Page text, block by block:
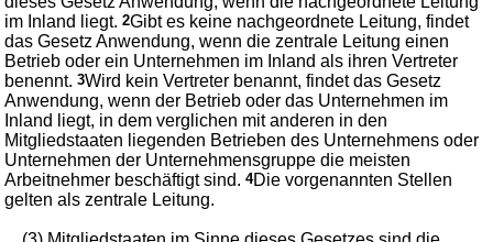
im Inland liegt.2Gibt es keine nachgeordnete Leitung, findet
das Gesetz Anwendung, wenn die zentrale Leitung einen
Betrieb oder ein Unternehmen im Inland als ihren Vertreter
benennt.3Wird kein Vertreter benannt, findet das Gesetz
Anwendung, wenn der Betrieb oder das Unternehmen im
Inland liegt, in dem verglichen mit anderen in den
Mitgliedstaaten liegenden Betrieben des Unternehmens oder
Unternehmen der Unternehmensgruppe die meisten
Arbeitnehmer beschäftigt sind.4Die vorgenannten Stellen
gelten als zentrale Leitung.